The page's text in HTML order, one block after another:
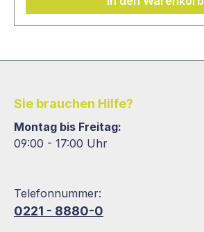
Sie brauchen Hilfe?
Montag bis Freitag:
09:00 - 17:00 Uhr
Telefonnummer:
0221 - 8880-0